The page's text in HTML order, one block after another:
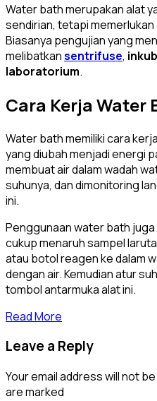
Water bath merupakan alat
sendirian, tetapi
Biasanya pengujian yang
melibatkansentrifuse,
laboratorium.
Cara Kerja Water
Water bath memiliki cara
yang diubah menjadi energi
membuat air dalam wadah
suhunya, dan dimonitoring
ini.
Penggunaan water bath
cukup menaruh sampel
atau botol reagen ke dalam
dengan air. Kemudian atur
tombol antarmuka alat ini.
Read More
Leave a Reply
Your email address will not
are marked